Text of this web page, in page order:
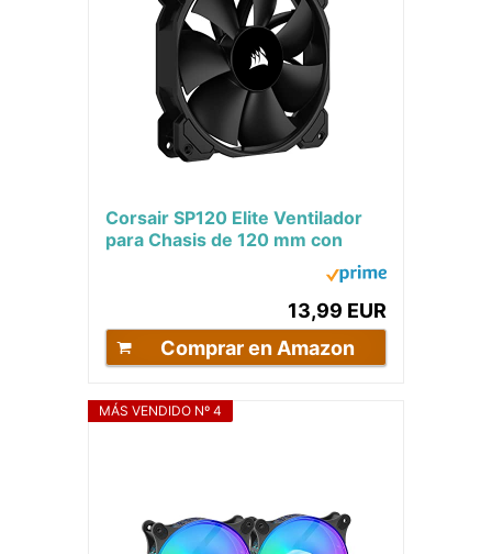
Corsair SP120 Elite Ventilador
para Chasis de 120 mm con
AirGuide - Bajo Nivel de Ruido
13,99 EUR
Comprar en Amazon
MÁS VENDIDO Nº 4